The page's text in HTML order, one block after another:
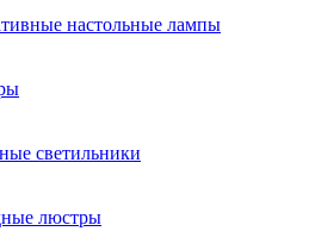
настольные лампы
светильники
люстры